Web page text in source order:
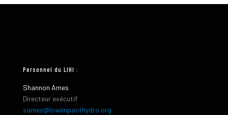
Personnel du LIHI :
Shannon Ames
Directeur exécutif
sames@lowimpacthydro.org